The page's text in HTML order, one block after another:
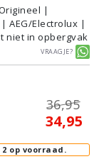
|
AEG/Electrolux |
niet in opbergvak
Vraagje?
36,95
34,95
2 op voorraad.